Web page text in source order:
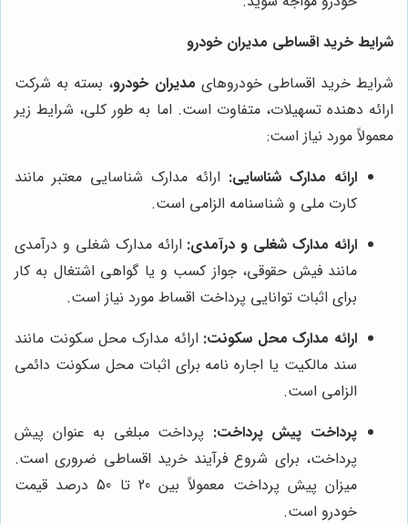
شرایط خرید اقساطی مدیران خودرو
شرایط خرید اقساطی خودروهای مدیران خودرو، بسته به شرکت
ارائه دهنده تسهیلات، متفاوت است. اما به طور کلی، شرایط زیر
معمولاً مورد نیاز است:
ارائه مدارک شناسایی: ارائه مدارک شناسایی معتبر مانند
کارت ملی و شناسنامه الزامی است.
ارائه مدارک شغلی و درآمدی: ارائه مدارک شغلی و درآمدی
مانند فیش حقوقی، جواز کسب و یا گواهی اشتغال به کار
برای اثبات توانایی پرداخت اقساط مورد نیاز است.
ارائه مدارک محل سکونت: ارائه مدارک محل سکونت مانند
سند مالکیت یا اجاره نامه برای اثبات محل سکونت دائمی
الزامی است.
پرداخت پیش پرداخت: پرداخت مبلغی به عنوان پیش
پرداخت، برای شروع فرآیند خرید اقساطی ضروری است.
میزان پیش پرداخت معمولاً بین 20 تا 50 درصد قیمت
خودرو است.